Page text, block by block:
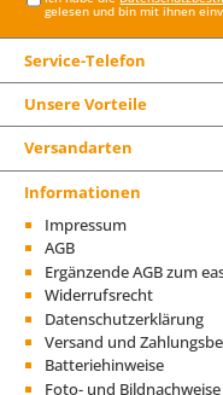
gelesen und bin mit ihnen
Service-Telefon
Unsere Vorteile
Versandarten
Informationen
Impressum
AGB
Ergänzende AGB zum
Widerrufsrecht
Datenschutzerklärung
Versand und
Batteriehinweise
Foto- und Bildnachweise